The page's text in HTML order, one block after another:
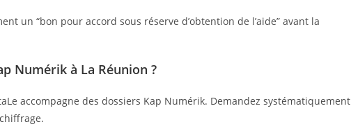
un “bon pour accord sous réserve d’obtention de l’aide” avant la
Numérik à La Réunion ?
accompagne des dossiers Kap Numérik. Demandez systématiquement